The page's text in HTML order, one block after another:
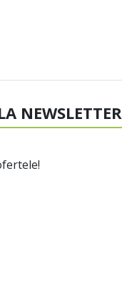
NEWSLETTER